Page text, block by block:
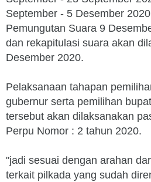
September - 5 Desember
Pemungutan Suara 9
dan rekapitulasi suara akan
Desember 2020.
Pelaksanaan tahapan
gubernur serta pemilihan
tersebut akan dilaksanakan
Perpu Nomor : 2 tahun 2020.
"jadi sesuai dengan arahan
terkait pilkada yang sudah